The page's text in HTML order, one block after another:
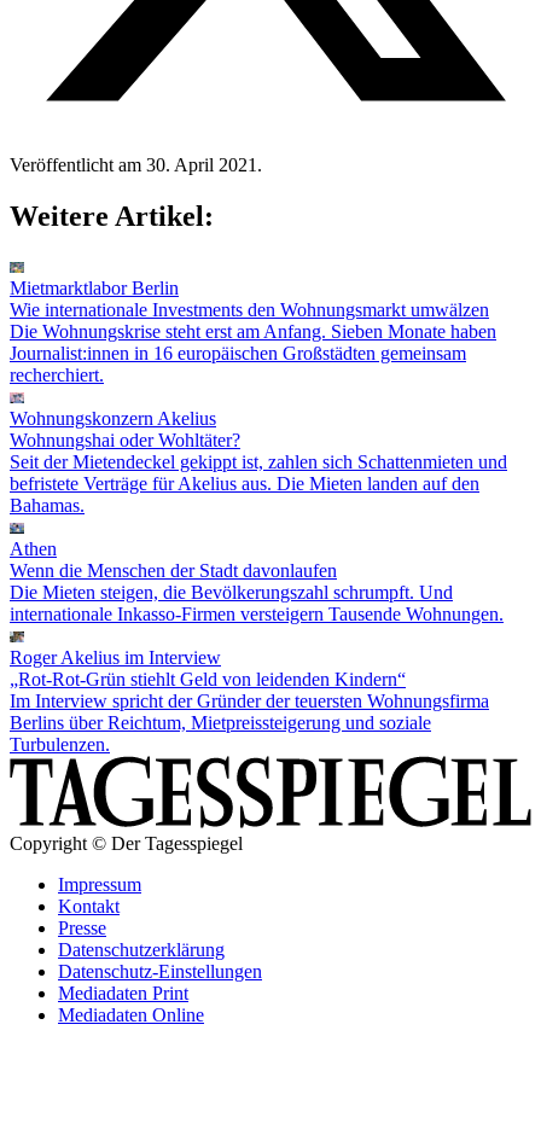
Veröffentlicht am 30. April 2021.
Weitere Artikel:
Mietmarktlabor Berlin
Wie internationale Investments den Wohnungsmarkt umwälzen
Die Wohnungskrise steht erst am Anfang. Sieben Monate haben
Journalist:innen in 16 europäischen Großstädten gemeinsam
recherchiert.
Wohnungskonzern Akelius
Wohnungshai oder Wohltäter?
Seit der Mietendeckel gekippt ist, zahlen sich Schattenmieten und
befristete Verträge für Akelius aus. Die Mieten landen auf den
Bahamas.
Athen
Wenn die Menschen der Stadt davonlaufen
Die Mieten steigen, die Bevölkerungszahl schrumpft. Und
internationale Inkasso-Firmen versteigern Tausende Wohnungen.
Roger Akelius im Interview
„Rot-Rot-Grün stiehlt Geld von leidenden Kindern“
Im Interview spricht der Gründer der teuersten Wohnungsfirma
Berlins über Reichtum, Mietpreissteigerung und soziale
Turbulenzen.
Copyright © Der Tagesspiegel
Impressum
Kontakt
Presse
Datenschutzerklärung
Datenschutz-Einstellungen
Mediadaten Print
Mediadaten Online